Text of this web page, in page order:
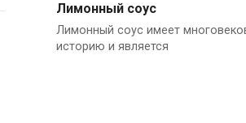
Лимон
Лимонный соус
Лимонный соус имеет
историю и является